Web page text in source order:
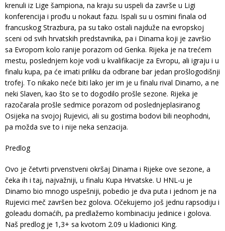
krenuli iz Lige šampiona, na kraju su uspeli da završe u Ligi
konferencija i prođu u nokaut fazu. Ispali su u osmini finala od
francuskog Strazbura, pa su tako ostali najduže na evropskoj
sceni od svih hrvatskih predstavnika, pa i Dinama koji je završio
sa Evropom kolo ranije porazom od Genka. Rijeka je na trećem
mestu, poslednjem koje vodi u kvalifikacije za Evropu, ali igraju i u
finalu kupa, pa će imati priliku da odbrane bar jedan prošlogodišnji
trofej. To nikako neće biti lako jer im je u finalu rival Dinamo, a ne
neki Slaven, kao što se to dogodilo prošle sezone. Rijeka je
razočarala prošle sedmice porazom od poslednjeplasiranog
Osijeka na svojoj Rujevici, ali su gostima bodovi bili neophodni,
pa možda sve to i nije neka senzacija.
Predlog
Ovo je četvrti prvenstveni okršaj Dinama i Rijeke ove sezone, a
čeka ih i taj, najvažniji, u finalu Kupa Hrvatske. U HNL-u je
Dinamo bio mnogo uspešniji, pobedio je dva puta i jednom je na
Rujevici meč završen bez golova. Očekujemo još jednu rapsodiju i
goleadu domaćih, pa predlažemo kombinaciju jedinice i golova.
Naš predlog je 1,3+ sa kvotom 2.09 u kladionici King.